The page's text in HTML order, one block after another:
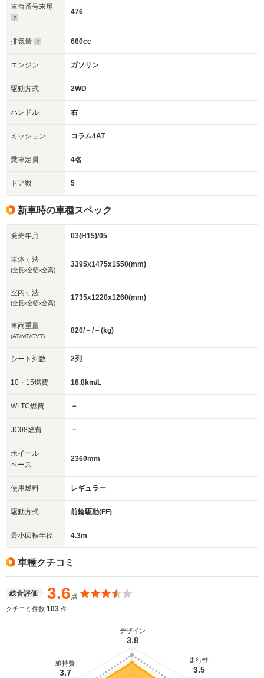
車台番号末尾
476
排気量 660cc
エンジン ガソリン
駆動方式 2WD
ハンドル 右
ミッション コラム4AT
乗車定員 4名
ドア数 5
新車時の車種スペック
発売年月 03(H15)/05
車体寸法
(全長x全幅x全高)
3395x1475x1550(mm)
室内寸法
(全長x全幅x全高)
1735x1220x1260(mm)
車両重量
(AT/MT/CVT)
820/－/－(kg)
シート列数 2列
10・15燃費 18.8km/L
WLTC燃費 －
JC08燃費 －
ホイール
ベース
2360mm
使用燃料 レギュラー
駆動方式 前輪駆動(FF)
最小回転半径 4.3m
車種クチコミ
総合評価 3.6点
クチコミ件数 103 件
デザイン
3.8
走行性
3.5
維持費
3.7